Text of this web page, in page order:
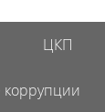
ЦКП
коррупции